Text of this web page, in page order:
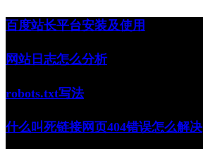
跳
文
百度站长平台安装及使用
网站日志怎么分析
robots.txt写法
什么叫死链接网页404错误怎么解决